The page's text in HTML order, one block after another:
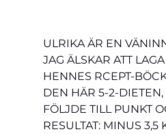
ULRIKA ÄR EN
JAG ÄLSKAR ATT
HENNES RCEPT-
DEN HÄR 5-2-DIETEN,
FÖLJDE TILL PUNKT
RESULTAT: MINUS 3,5